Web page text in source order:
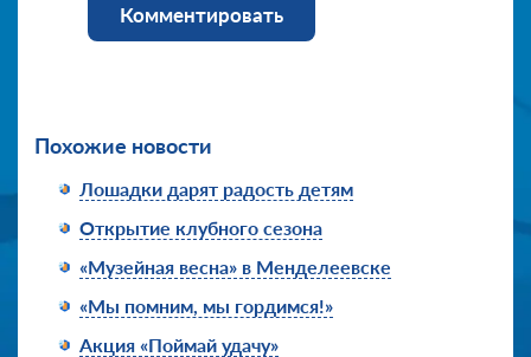
Комментировать
Похожие новости
Лошадки дарят радость детям
Открытие клубного сезона
«Музейная весна» в Менделеевске
«Мы помним, мы гордимся!»
Акция «Поймай удачу»